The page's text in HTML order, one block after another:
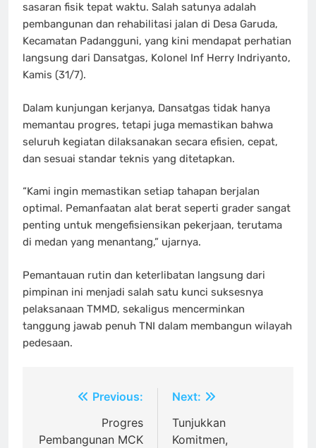
sasaran fisik tepat waktu. Salah satunya adalah
pembangunan dan rehabilitasi jalan di Desa Garuda,
Kecamatan Padangguni, yang kini mendapat perhatian
langsung dari Dansatgas, Kolonel Inf Herry Indriyanto,
Kamis (31/7).
Dalam kunjungan kerjanya, Dansatgas tidak hanya
memantau progres, tetapi juga memastikan bahwa
seluruh kegiatan dilaksanakan secara efisien, cepat,
dan sesuai standar teknis yang ditetapkan.
“Kami ingin memastikan setiap tahapan berjalan
optimal. Pemanfaatan alat berat seperti grader sangat
penting untuk mengefisiensikan pekerjaan, terutama
di medan yang menantang,” ujarnya.
Pemantauan rutin dan keterlibatan langsung dari
pimpinan ini menjadi salah satu kunci suksesnya
pelaksanaan TMMD, sekaligus mencerminkan
tanggung jawab penuh TNI dalam membangun wilayah
pedesaan.
NavigasiPrevious:
Progres
Pembangunan MCK
Next:
Tunjukkan
Komitmen,